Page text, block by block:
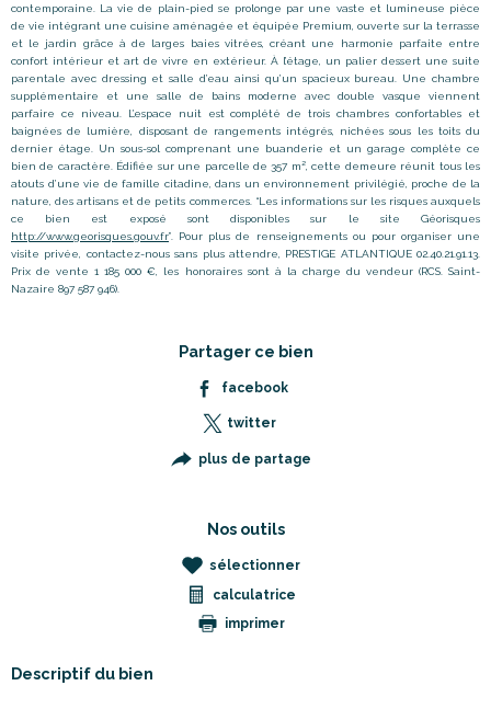
contemporaine. La vie de plain-pied se prolonge par une vaste et lumineuse pièce
de vie intégrant une cuisine aménagée et équipée Premium, ouverte sur la terrasse
et le jardin grâce à de larges baies vitrées, créant une harmonie parfaite entre
confort intérieur et art de vivre en extérieur. À l’étage, un palier dessert une suite
parentale avec dressing et salle d’eau ainsi qu’un spacieux bureau. Une chambre
supplémentaire et une salle de bains moderne avec double vasque viennent
parfaire ce niveau. L’espace nuit est complété de trois chambres confortables et
baignées de lumière, disposant de rangements intégrés, nichées sous les toits du
dernier étage. Un sous-sol comprenant une buanderie et un garage complète ce
bien de caractère. Édifiée sur une parcelle de 357 m², cette demeure réunit tous les
atouts d’une vie de famille citadine, dans un environnement privilégié, proche de la
nature, des artisans et de petits commerces. “Les informations sur les risques auxquels
ce bien est exposé sont disponibles sur le site Géorisques
http://www.georisques.gouv.fr”. Pour plus de renseignements ou pour organiser une
visite privée, contactez-nous sans plus attendre, PRESTIGE ATLANTIQUE 02.40.21.91.13.
Prix de vente 1 185 000 €, les honoraires sont à la charge du vendeur (RCS. Saint-
Nazaire 897 587 946).
Partager ce bien
facebook
twitter
plus de partage
Nos outils
sélectionner
calculatrice
imprimer
Descriptif du bien